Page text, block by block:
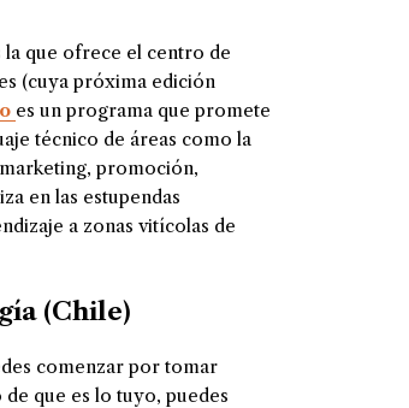
que ofrece el centro de
(cuya próxima edición
es un programa que promete
técnico de áreas como la
promoción,
en las estupendas
a zonas vitícolas de
(Chile)
comenzar por tomar
que es lo tuyo, puedes